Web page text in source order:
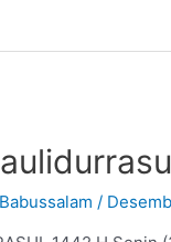
/